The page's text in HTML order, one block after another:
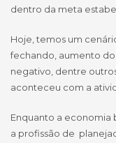
dentro da meta
Hoje, temos um
fechando, aumento do
negativo, dentre
aconteceu com a
Enquanto a economia
a profissão de